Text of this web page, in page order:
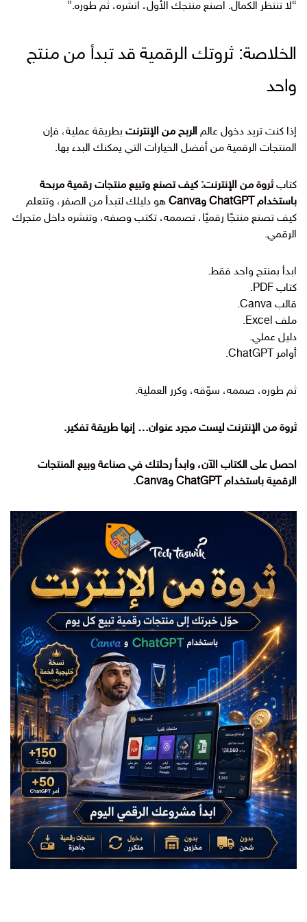
“لا تنتظر الكمال. اصنع منتجك الأول، انشره، ثم طوره.”
الخلاصة: ثروتك الرقمية قد تبدأ من منتج
واحد
إذا كنت تريد دخول عالم الربح من الإنترنت بطريقة عملية، فإن
المنتجات الرقمية من أفضل الخيارات التي يمكنك البدء بها.
كتابثروة من الإنترنت: كيف تصنع وتبيع منتجات رقمية مربحة
باستخدام ChatGPT وCanva
هو دليلك لتبدأ من الصفر، وتتعلم
كيف تصنع منتجًا رقميًا، تصممه، تكتب وصفه، وتنشره داخل متجرك
الرقمي.
ابدأ بمنتج واحد فقط.
كتاب PDF.
قالب Canva.
ملف Excel.
دليل عملي.
أوامر ChatGPT.
ثم طوره، صممه، سوّقه، وكرر العملية.
ثروة من الإنترنت ليست مجرد عنوان… إنها طريقة تفكير.
احصل على الكتاب الآن، وابدأ رحلتك في صناعة وبيع المنتجات
الرقمية باستخدام ChatGPT وCanva.